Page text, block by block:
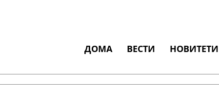
ДОМА ВЕСТИ НОВИТЕТИ